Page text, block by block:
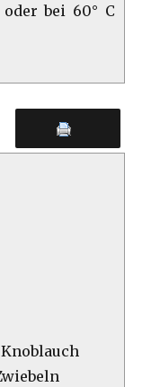
bei 60° C